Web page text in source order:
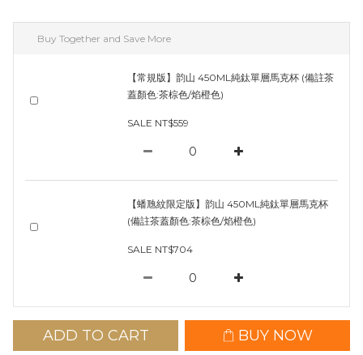
Buy Together and Save More
【常規版】韵山 450ML純鈦單層馬克杯 (備註茶
蓋顏色:茶棕色/焰橙色)
SALE NT$559
【蟠虺紋限定版】韵山 450ML純鈦單層馬克杯
(備註茶蓋顏色:茶棕色/焰橙色)
SALE NT$704
ADD TO CART BUY NOW